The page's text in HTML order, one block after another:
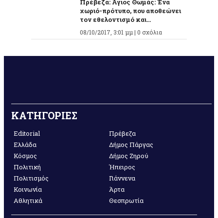
Πρέβεζα: Άγιος Θωμάς: Ένα
χωριό-πρότυπο, που αποθεώνει
τον εθελοντισμό και...
08/10/2017, 3:01 μμ | 0 σχόλια
ΚΑΤΗΓΟΡΙΕΣ
Editorial
Ελλάδα
Κόσμος
Πολιτική
Πολιτισμός
Κοινωνία
Αθλητικά
Πρέβεζα
Δήμος Πάργας
Δήμος Ζηρού
Ήπειρος
Γιάννενα
Άρτα
Θεσπρωτία